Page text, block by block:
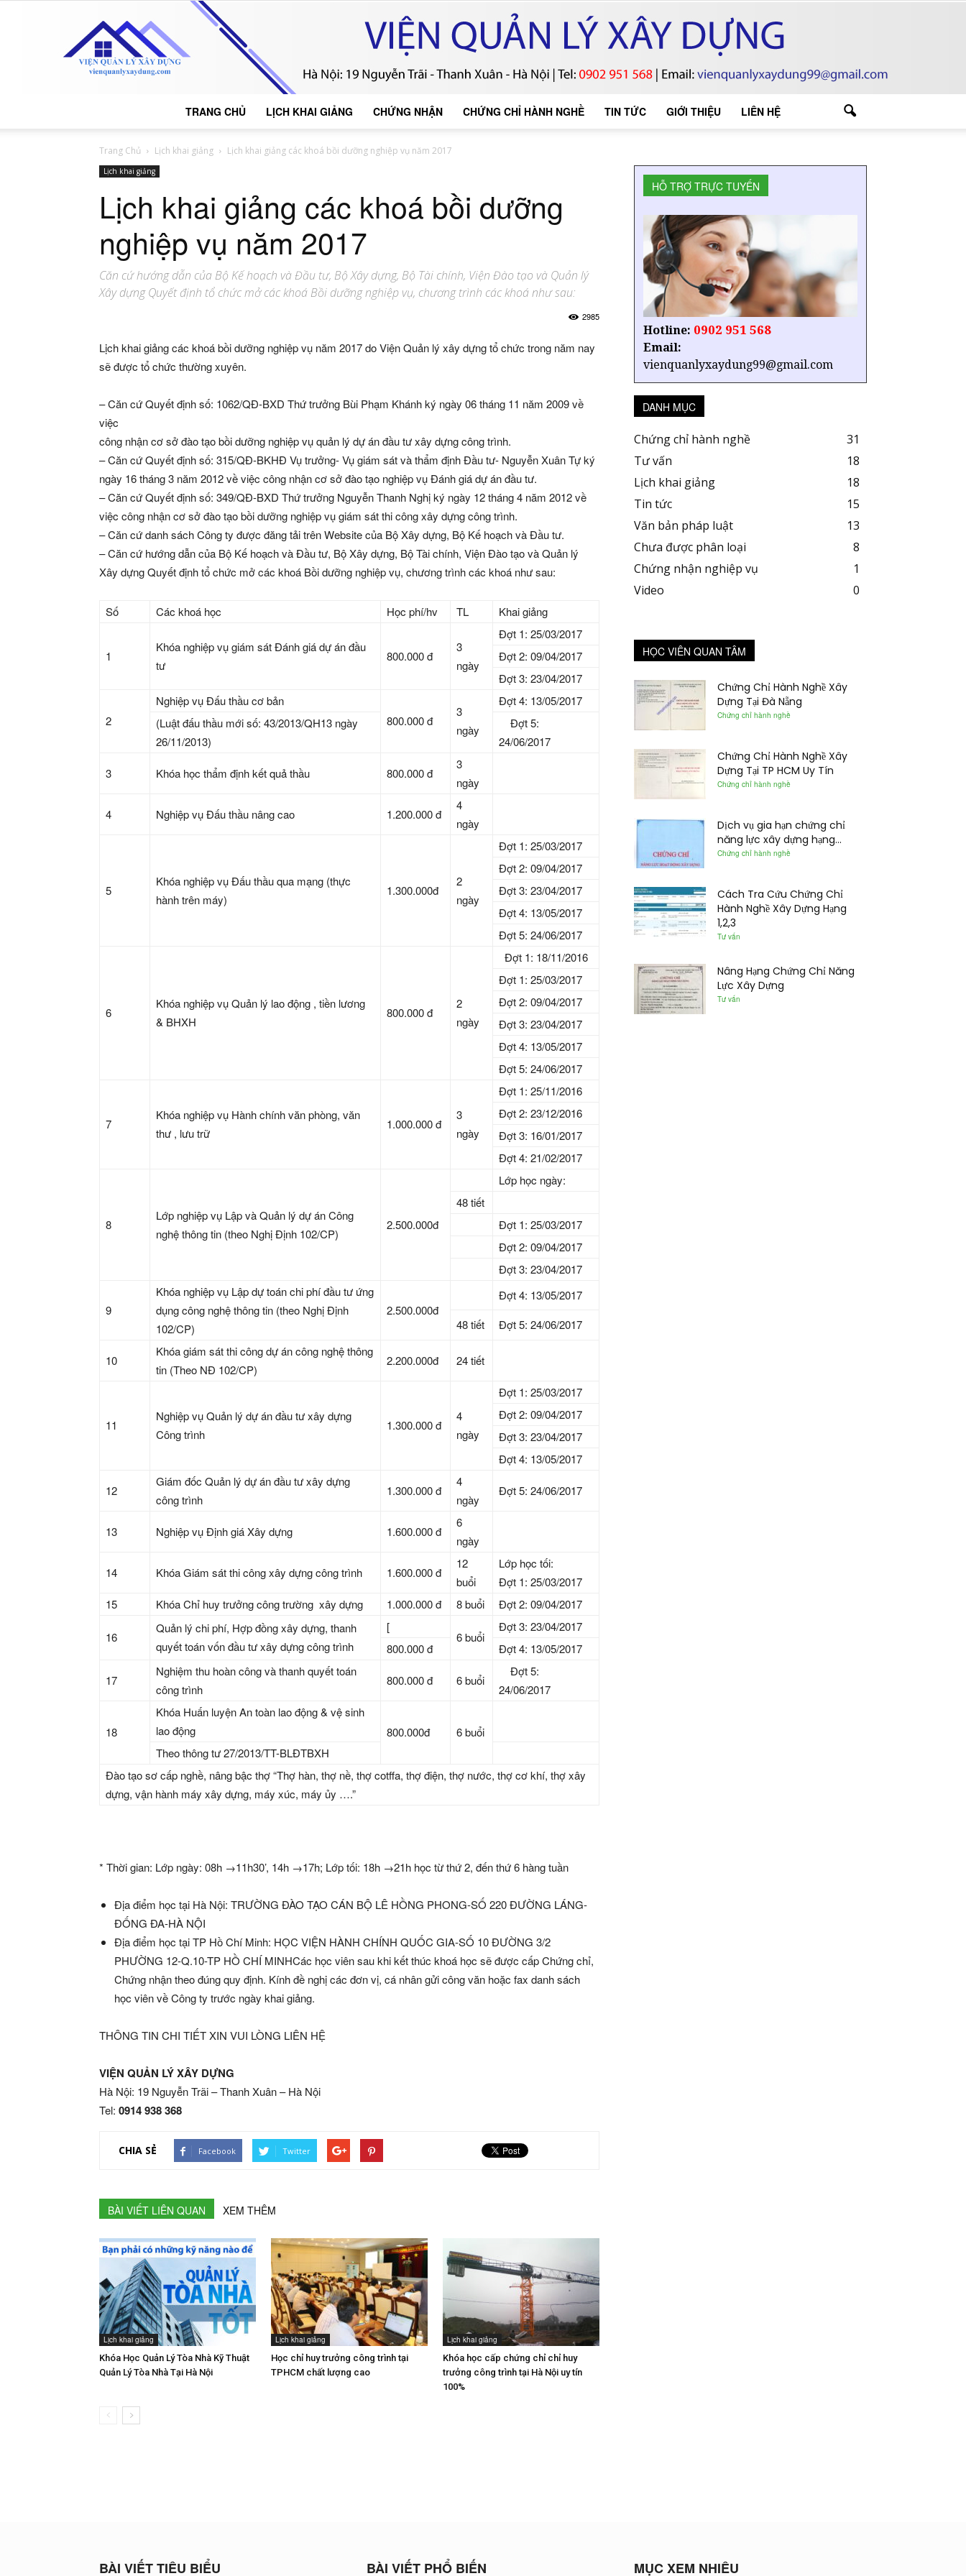
TRANG CHỦ LỊCH KHAI GIẢNG CHỨNG NHẬN CHỨNG CHỈ HÀNH NGHỀ TIN TỨC GIỚI THIỆU LIÊN HỆ
Trang Chủ Lịch khai giảng Lịch khai giảng các khoá bồi dưỡng nghiệp vụ năm 2017
Lịch khai giảng
Lịch khai giảng các khoá bồi dưỡng
nghiệp vụ năm 2017
Căn cứ hướng dẫn của Bộ Kế hoạch và Đầu tư, Bộ Xây dựng, Bộ Tài chính, Viện Đào tạo và Quản lý
Xây dựng Quyết định tổ chức mở các khoá Bồi dưỡng nghiệp vụ, chương trình các khoá như sau:
2985
Lịch khai giảng các khoá bồi dưỡng nghiệp vụ năm 2017 do Viện Quản lý xây dựng tổ chức trong năm nay
sẽ được tổ chức thường xuyên.
– Căn cứ Quyết định số: 1062/QĐ-BXD Thứ trưởng Bùi Phạm Khánh ký ngày 06 tháng 11 năm 2009 về
việc
công nhận cơ sở đào tạo bồi dưỡng nghiệp vụ quản lý dự án đầu tư xây dựng công trình.
– Căn cứ Quyết định số: 315/QĐ-BKHĐ Vụ trưởng- Vụ giám sát và thẩm định Đầu tư- Nguyễn Xuân Tự ký
ngày 16 tháng 3 năm 2012 về việc công nhận cơ sở đào tạo nghiệp vụ Đánh giá dự án đầu tư.
– Căn cứ Quyết định số: 349/QĐ-BXD Thứ trưởng Nguyễn Thanh Nghị ký ngày 12 tháng 4 năm 2012 về
việc công nhận cơ sở đào tạo bồi dưỡng nghiệp vụ giám sát thi công xây dựng công trình.
– Căn cứ danh sách Công ty được đăng tải trên Website của Bộ Xây dựng, Bộ Kế hoạch và Đầu tư.
– Căn cứ hướng dẫn của Bộ Kế hoạch và Đầu tư, Bộ Xây dựng, Bộ Tài chính, Viện Đào tạo và Quản lý
Xây dựng Quyết định tổ chức mở các khoá Bồi dưỡng nghiệp vụ, chương trình các khoá như sau:
Số Các khoá học Học phí/hv TL Khai giảng
1
Khóa nghiệp vụ giám sát Đánh giá dự án đầu
tư
800.000 đ
3
ngày
Đợt 1: 25/03/2017
Đợt 2: 09/04/2017
Đợt 3: 23/04/2017
2
Nghiệp vụ Đấu thầu cơ bản
800.000 đ
3
ngày
Đợt 4: 13/05/2017
(Luật đấu thầu mới số: 43/2013/QH13 ngày
26/11/2013)
Đợt 5:
24/06/2017
3 Khóa học thẩm định kết quả thầu 800.000 đ
3
ngày
4 Nghiệp vụ Đấu thầu nâng cao 1.200.000 đ
4
ngày
5
Khóa nghiệp vụ Đấu thầu qua mạng (thực
hành trên máy)
1.300.000đ
2
ngày
Đợt 1: 25/03/2017
Đợt 2: 09/04/2017
Đợt 3: 23/04/2017
Đợt 4: 13/05/2017
Đợt 5: 24/06/2017
6
Khóa nghiệp vụ Quản lý lao động , tiền lương
& BHXH
800.000 đ
2
ngày
Đợt 1: 18/11/2016
Đợt 1: 25/03/2017
Đợt 2: 09/04/2017
Đợt 3: 23/04/2017
Đợt 4: 13/05/2017
Đợt 5: 24/06/2017
7
Khóa nghiệp vụ Hành chính văn phòng, văn
thư , lưu trữ
1.000.000 đ
3
ngày
Đợt 1: 25/11/2016
Đợt 2: 23/12/2016
Đợt 3: 16/01/2017
Đợt 4: 21/02/2017
8
Lớp nghiệp vụ Lập và Quản lý dự án Công
nghệ thông tin (theo Nghị Định 102/CP)
2.500.000đ
Lớp học ngày:
48 tiết
Đợt 1: 25/03/2017
Đợt 2: 09/04/2017
Đợt 3: 23/04/2017
9
Khóa nghiệp vụ Lập dự toán chi phí đầu tư ứng
dụng công nghệ thông tin (theo Nghị Định
102/CP)
2.500.000đ
Đợt 4: 13/05/2017
48 tiết
Đợt 5: 24/06/2017
10
Khóa giám sát thi công dự án công nghệ thông
tin (Theo NĐ 102/CP)
2.200.000đ 24 tiết
11
Nghiệp vụ Quản lý dự án đầu tư xây dựng
Công trình
1.300.000 đ
4
ngày
Đợt 1: 25/03/2017
Đợt 2: 09/04/2017
Đợt 3: 23/04/2017
Đợt 4: 13/05/2017
12
Giám đốc Quản lý dự án đầu tư xây dựng
công trình
1.300.000 đ
4
ngày
Đợt 5: 24/06/2017
13 Nghiệp vụ Định giá Xây dựng 1.600.000 đ
6
ngày
14 Khóa Giám sát thi công xây dựng công trình 1.600.000 đ
12
buổi
Lớp học tối:
Đợt 1: 25/03/2017
15
Khóa Chỉ huy trưởng công trường xây dựng 1.000.000 đ 8 buổi Đợt 2: 09/04/2017
16
Quản lý chi phí, Hợp đồng xây dựng, thanh
quyết toán vốn đầu tư xây dựng công trình
[
6 buổi
Đợt 3: 23/04/2017
800.000 đ
Đợt 4: 13/05/2017
17
Nghiệm thu hoàn công và thanh quyết toán
công trình
800.000 đ 6 buổi
Đợt 5:
24/06/2017
18
Khóa Huấn luyện An toàn lao động & vệ sinh
lao động
800.000đ
6 buổi
Theo thông tư 27/2013/TT-BLĐTBXH
Đào tạo sơ cấp nghề, nâng bậc thợ “Thợ hàn, thợ nề, thợ cotffa, thợ điện, thợ nước, thợ cơ khí, thợ xây
dựng, vận hành máy xây dựng, máy xúc, máy ủy ….”
* Thời gian: Lớp ngày: 08h →11h30’, 14h →17h; Lớp tối: 18h →21h học từ thứ 2, đến thứ 6 hàng tuần
Địa điểm học tại Hà Nội: TRƯỜNG ĐÀO TẠO CÁN BỘ LÊ HỒNG PHONG-SỐ 220 ĐƯỜNG LÁNG-
ĐỐNG ĐA-HÀ NỘI
Địa điểm học tại TP Hồ Chí Minh: HỌC VIỆN HÀNH CHÍNH QUỐC GIA-SỐ 10 ĐƯỜNG 3/2
PHƯỜNG 12-Q.10-TP HỒ CHÍ MINHCác học viên sau khi kết thúc khoá học sẽ được cấp Chứng chỉ,
Chứng nhận theo đúng quy định. Kính đề nghị các đơn vị, cá nhân gửi công văn hoặc fax danh sách
học viên về Công ty trước ngày khai giảng.
THÔNG TIN CHI TIẾT XIN VUI LÒNG LIÊN HỆ
VIỆN QUẢN LÝ XÂY DỰNG
Hà Nội: 19 Nguyễn Trãi – Thanh Xuân – Hà Nội
Tel: 0914 938 368
CHIA SẺ Facebook Twitter
BÀI VIẾT LIÊN QUAN XEM THÊM
Lịch khai giảng
Khóa Học Quản Lý Tòa Nhà Kỹ Thuật
Quản Lý Tòa Nhà Tại Hà Nội
Lịch khai giảng
Học chỉ huy trưởng công trình tại
TPHCM chất lượng cao
Lịch khai giảng
Khóa học cấp chứng chỉ chỉ huy
trưởng công trình tại Hà Nội uy tín
100%
HỖ TRỢ TRỰC TUYẾN
Hotline: 0902 951 568
Email:
vienquanlyxaydung99@gmail.com
DANH MỤC
Chứng chỉ hành nghề
31
Tư vấn
18
Lịch khai giảng
18
Tin tức
15
Văn bản pháp luật
13
Chưa được phân loại
8
Chứng nhận nghiệp vụ
1
Video
0
HỌC VIÊN QUAN TÂM
Chứng Chỉ Hành Nghề Xây
Dựng Tại Đà Nẵng
Chứng chỉ hành nghề
Chứng Chỉ Hành Nghề Xây
Dựng Tại TP HCM Uy Tín
Chứng chỉ hành nghề
Dịch vụ gia hạn chứng chỉ
năng lực xây dựng hạng...
Chứng chỉ hành nghề
Cách Tra Cứu Chứng Chỉ
Hành Nghề Xây Dựng Hạng
1,2,3
Tư vấn
Nâng Hạng Chứng Chỉ Năng
Lực Xây Dựng
Tư vấn
BÀI VIẾT TIÊU BIỂU BÀI VIẾT PHỔ BIẾN MỤC XEM NHIỀU